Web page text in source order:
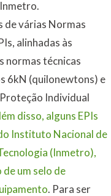
de várias Normas
alinhadas às
normas técnicas
6kN (quilonewtons) e
Individual
disso, alguns EPIs
Instituto Nacional de
(Inmetro),
um selo de
. Para ser